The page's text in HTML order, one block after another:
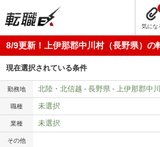
気にな
8/9更新！上伊那郡中川村（長野県）
現在選択されている条件
勤務地 北陸・北信越 - 長野県 - 上伊那郡中
職種 未選択
業種 未選択
その他